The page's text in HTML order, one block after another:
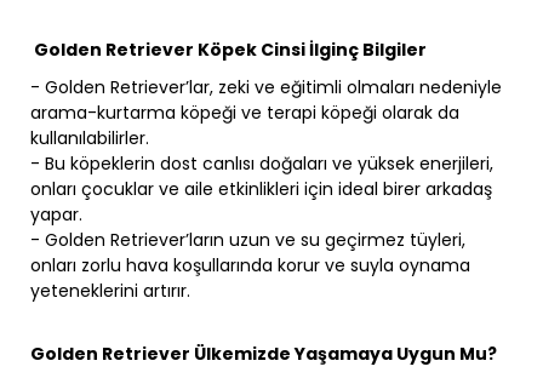
Golden Retriever Köpek Cinsi İlginç Bilgiler
- Golden Retriever’lar, zeki ve eğitimli olmaları nedeniyle
arama-kurtarma köpeği ve terapi köpeği olarak da
kullanılabilirler.
- Bu köpeklerin dost canlısı doğaları ve yüksek enerjileri,
onları çocuklar ve aile etkinlikleri için ideal birer arkadaş
yapar.
- Golden Retriever’ların uzun ve su geçirmez tüyleri,
onları zorlu hava koşullarında korur ve suyla oynama
yeteneklerini artırır.
Golden Retriever Ülkemizde Yaşamaya Uygun Mu?